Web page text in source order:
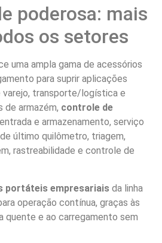
poderosa: mais
os setores
uma ampla gama de acessórios
para suprir aplicações
varejo, transporte/logística e
de armazém, controle de
e armazenamento, serviço
último quilômetro, triagem,
rastreabilidade e controle de
portáteis empresariais da linha
operação contínua, graças às
quente e ao carregamento sem